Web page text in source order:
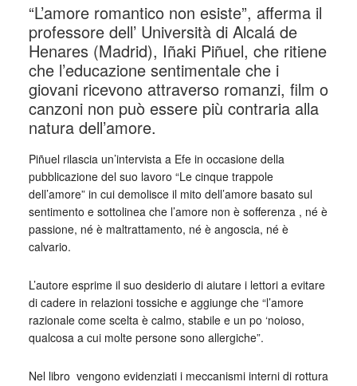
“L’amore romantico non esiste”, afferma il
professore dell’ Università di Alcalá de
Henares (Madrid), Iñaki Piñuel, che ritiene
che l’educazione sentimentale che i
giovani ricevono attraverso romanzi, film o
canzoni non può essere più contraria alla
natura dell’amore.
Piñuel rilascia un’intervista a Efe in occasione della
pubblicazione del suo lavoro “Le cinque trappole
dell’amore” in cui demolisce il mito dell’amore basato sul
sentimento e sottolinea che l’amore non è sofferenza , né è
passione, né è maltrattamento, né è angoscia, né è
calvario.
L’autore esprime il suo desiderio di aiutare i lettori a evitare
di cadere in relazioni tossiche e aggiunge che “l’amore
razionale come scelta è calmo, stabile e un po ‘noioso,
qualcosa a cui molte persone sono allergiche”.
Nel libro vengono evidenziati i meccanismi interni di rottura